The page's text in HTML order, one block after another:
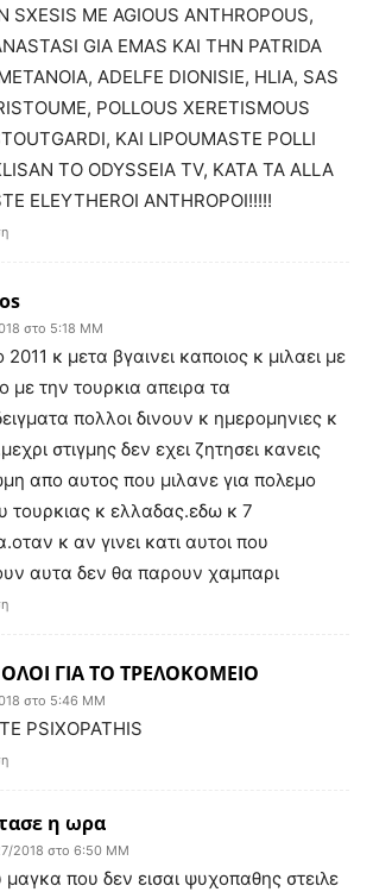
SXESIS ME AGIOUS ANTHROPOUS,
GIA EMAS KAI THN PATRIDA
ADELFE DIONISIE, HLIA, SAS
POLLOUS XERETISMOUS
KAI LIPOUMASTE POLLI
TO ODYSSEIA TV, KATA TA ALLA
ELEYTHEROI ANTHROPOI!!!!!
στο 5:18 ΜΜ
2011 κ μετα βγαινει καποιος κ μιλαει με
με την τουρκια απειρα τα
πολλοι δινουν κ ημερομηνιες κ
στιγμης δεν εχει ζητησει κανεις
απο αυτος που μιλανε για πολεμο
τουρκιας κ ελλαδας.εδω κ 7
κ αν γινει κατι αυτοι που
αυτα δεν θα παρουν χαμπαρι
ΟΛΟΙ ΓΙΑ ΤΟ ΤΡΕΛΟΚΟΜΕΙΟ
στο 5:46 ΜΜ
PSIXOPATHIS
η ωρα
2018 στο 6:50 ΜΜ
μαγκα που δεν εισαι ψυχοπαθης στειλε